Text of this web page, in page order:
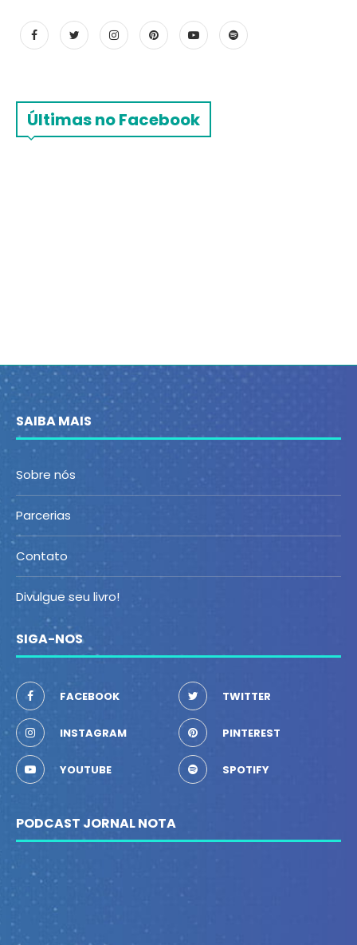
Últimas no Facebook
SAIBA MAIS
Sobre nós
Parcerias
Contato
Divulgue seu livro!
SIGA-NOS
FACEBOOK TWITTER
INSTAGRAM PINTEREST
YOUTUBE SPOTIFY
PODCAST JORNAL NOTA